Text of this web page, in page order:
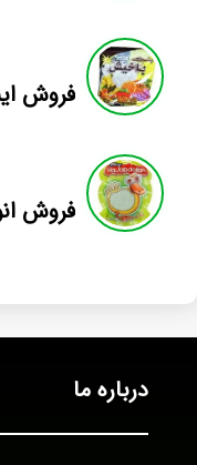
فروش
فروش
درباره ما